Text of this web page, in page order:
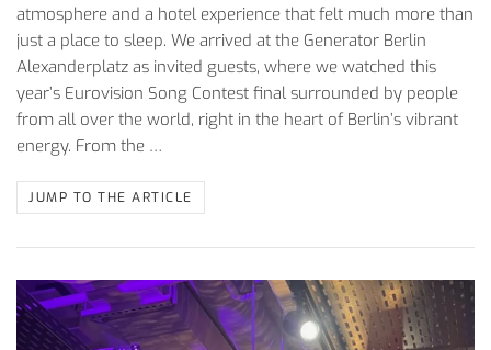
atmosphere and a hotel experience that felt much more than
just a place to sleep. We arrived at the Generator Berlin
Alexanderplatz as invited guests, where we watched this
year’s Eurovision Song Contest final surrounded by people
from all over the world, right in the heart of Berlin’s vibrant
energy. From the …
JUMP TO THE ARTICLE